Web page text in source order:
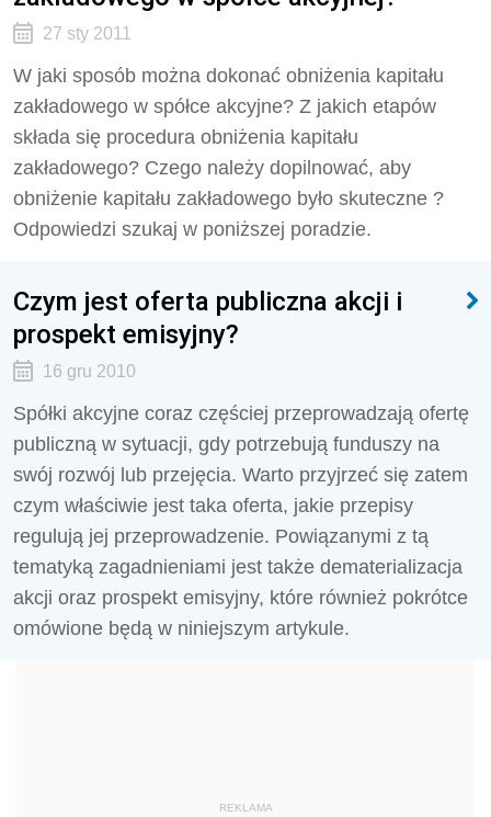
27 sty 2011
W jaki sposób można dokonać obniżenia kapitału
zakładowego w spółce akcyjne? Z jakich etapów
składa się procedura obniżenia kapitału
zakładowego? Czego należy dopilnować, aby
obniżenie kapitału zakładowego było skuteczne ?
Odpowiedzi szukaj w poniższej poradzie.
Czym jest oferta publiczna akcji i
prospekt emisyjny?
16 gru 2010
Spółki akcyjne coraz częściej przeprowadzają ofertę
publiczną w sytuacji, gdy potrzebują funduszy na
swój rozwój lub przejęcia. Warto przyjrzeć się zatem
czym właściwie jest taka oferta, jakie przepisy
regulują jej przeprowadzenie. Powiązanymi z tą
tematyką zagadnieniami jest także dematerializacja
akcji oraz prospekt emisyjny, które również pokrótce
omówione będą w niniejszym artykule.
REKLAMA